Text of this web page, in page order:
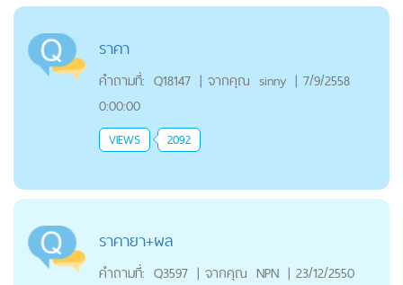
ราคา
คำถามที่: Q18147 | จากคุณ sinny | 7/9/2558
0:00:00
VIEWS 2092
ราคายา+ผล
คำถามที่: Q3597 | จากคุณ NPN | 23/12/2550